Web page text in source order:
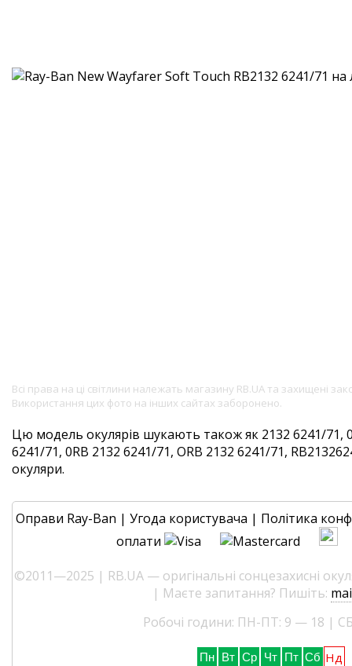
Всі права на ці світлини належать магазину RB.UA та захищені
Використання цих фото на інших сайтах заборонено.
Цю модель окулярів шукають також як 2132 6241/71,
6241/71, 0RB 2132 6241/71, ORB 2132 6241/71,
окуляри.
Оправи Ray-Ban | Угода користувача | Політика
оплати
©2011—2025 | RB.UA — оригінальні сонцезахисні
| Маєте запитання? Пишіть:
Робочі години: ПН-ПТ: 9 — 18 |
Пн Вт Ср Чт Пт Сб Нд